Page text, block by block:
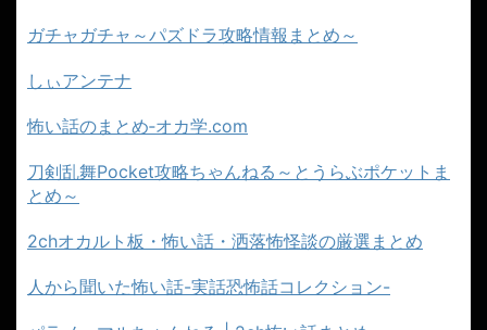
ガチャガチャ～パズドラ攻略情報まとめ～
しぃアンテナ
怖い話のまとめ‐オカ学.com
刀剣乱舞Pocket攻略ちゃんねる～とうらぶポケットま
とめ～
2chオカルト板・怖い話・洒落怖怪談の厳選まとめ
人から聞いた怖い話-実話恐怖話コレクション-